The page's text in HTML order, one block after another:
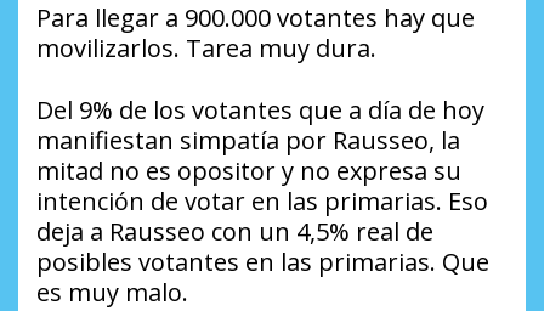
Para llegar a 900.000 votantes hay que
movilizarlos. Tarea muy dura.
Del 9% de los votantes que a día de hoy
manifiestan simpatía por Rausseo, la
mitad no es opositor y no expresa su
intención de votar en las primarias. Eso
deja a Rausseo con un 4,5% real de
posibles votantes en las primarias. Que
es muy malo.